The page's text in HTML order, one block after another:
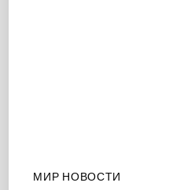
МИР НОВОСТИ